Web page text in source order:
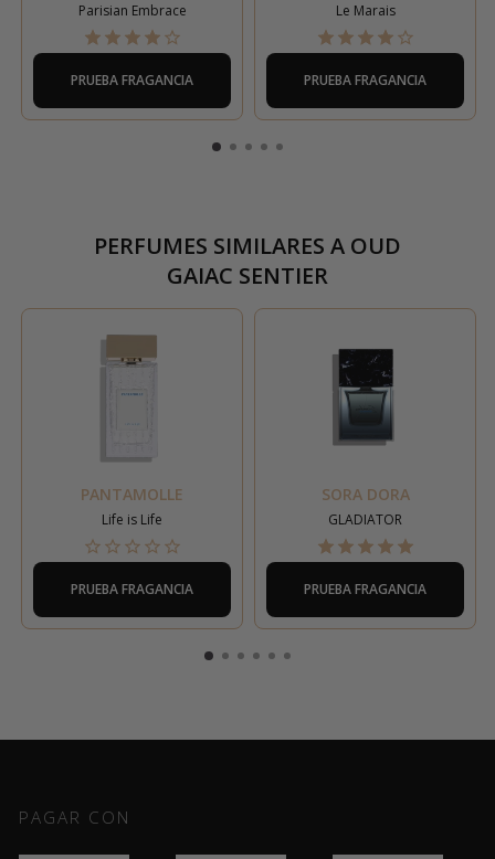
Parisian Embrace
PRUEBA FRAGANCIA
Le Marais
PRUEBA FRAGANCIA
PERFUMES SIMILARES A OUD
GAIAC SENTIER
PANTAMOLLE
Life is Life
PRUEBA FRAGANCIA
SORA DORA
GLADIATOR
PRUEBA FRAGANCIA
PAGAR CON